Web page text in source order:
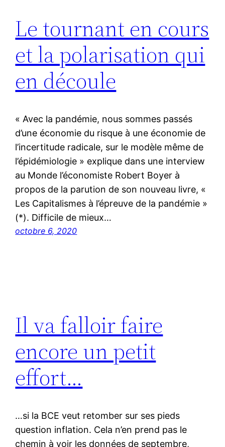
Le tournant en cours
et la polarisation qui
en découle
« Avec la pandémie, nous sommes passés
d’une économie du risque à une économie de
l’incertitude radicale, sur le modèle même de
l’épidémiologie » explique dans une interview
au Monde l’économiste Robert Boyer à
propos de la parution de son nouveau livre, «
Les Capitalismes à l’épreuve de la pandémie »
(*). Difficile de mieux…
octobre 6, 2020
Il va falloir faire
encore un petit
effort…
…si la BCE veut retomber sur ses pieds
question inflation. Cela n’en prend pas le
chemin à voir les données de septembre,